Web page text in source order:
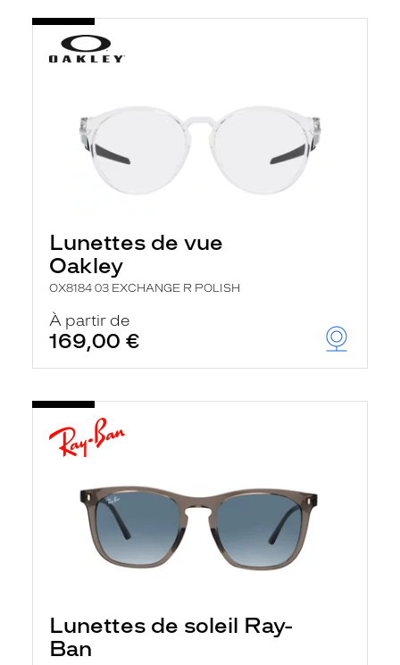
Lunettes de vue
Oakley
OX8184 03 EXCHANGE R POLISH
À partir de
169,00 €
Lunettes de soleil Ray-
Ban